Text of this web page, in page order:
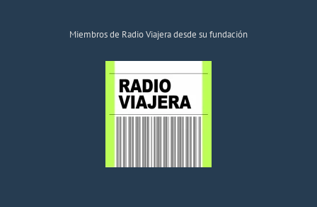
Miembros de Radio Viajera desde su fundación